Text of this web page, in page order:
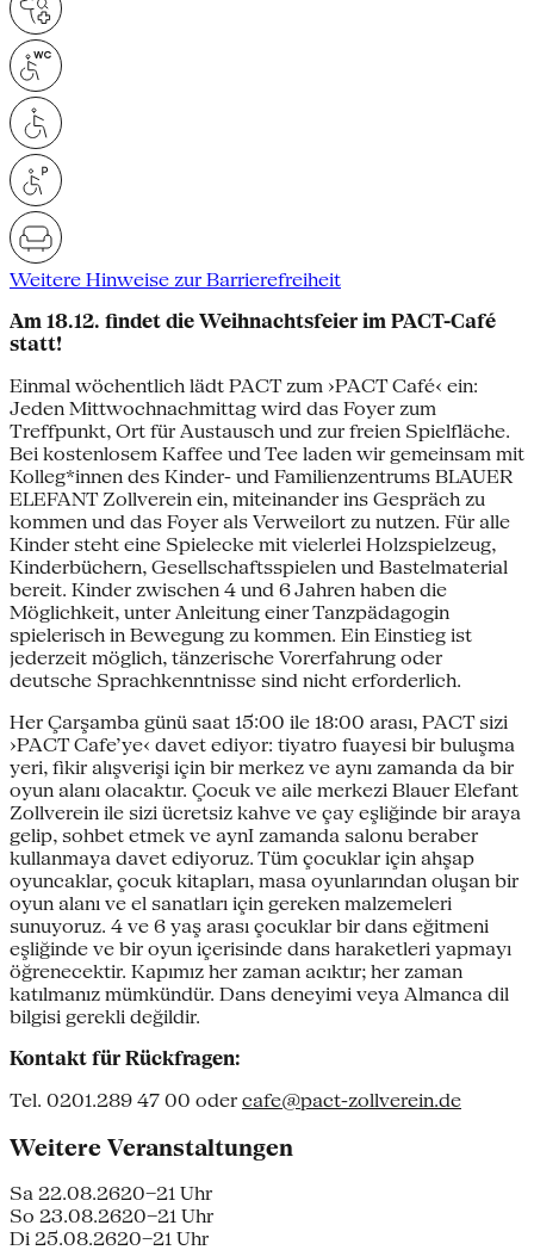
Weitere Hinweise zur Barrierefreiheit
Am 18.12. findet die Weihnachtsfeier im PACT-Café
statt!
Einmal wöchentlich lädt PACT zum ›PACT Café‹ ein:
Jeden Mittwochnachmittag wird das Foyer zum
Treffpunkt, Ort für Austausch und zur freien Spielfläche.
Bei kostenlosem Kaffee und Tee laden wir gemeinsam mit
Kolleg*innen des Kinder- und Familienzentrums BLAUER
ELEFANT Zollverein ein, miteinander ins Gespräch zu
kommen und das Foyer als Verweilort zu nutzen. Für alle
Kinder steht eine Spielecke mit vielerlei Holzspielzeug,
Kinderbüchern, Gesellschaftsspielen und Bastelmaterial
bereit. Kinder zwischen 4 und 6 Jahren haben die
Möglichkeit, unter Anleitung einer Tanzpädagogin
spielerisch in Bewegung zu kommen. Ein Einstieg ist
jederzeit möglich, tänzerische Vorerfahrung oder
deutsche Sprachkenntnisse sind nicht erforderlich.
Her Çarşamba günü saat 15:00 ile 18:00 arası, PACT sizi
›PACT Cafe’ye‹ davet ediyor: tiyatro fuayesi bir buluşma
yeri, fikir alışverişi için bir merkez ve aynı zamanda da bir
oyun alanı olacaktır. Çocuk ve aile merkezi Blauer Elefant
Zollverein ile sizi ücretsiz kahve ve çay eşliğinde bir araya
gelip, sohbet etmek ve aynI zamanda salonu beraber
kullanmaya davet ediyoruz. Tüm çocuklar için ahşap
oyuncaklar, çocuk kitapları, masa oyunlarından oluşan bir
oyun alanı ve el sanatları için gereken malzemeleri
sunuyoruz. 4 ve 6 yaş arası çocuklar bir dans eğitmeni
eşliğinde ve bir oyun içerisinde dans haraketleri yapmayı
öğrenecektir. Kapımız her zaman acıktır; her zaman
katılmanız mümkündür. Dans deneyimi veya Almanca dil
bilgisi gerekli değildir.
Kontakt für Rückfragen:
Tel. 0201.289 47 00 oder cafe@pact-zollverein.de
Weitere Veranstaltungen
Sa 22.08.2620–21 Uhr
So 23.08.2620–21 Uhr
Di 25.08.2620–21 Uhr